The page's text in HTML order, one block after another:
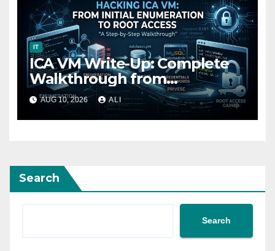
IT
ICA VM Write-Up: Complete
Walkthrough from
Enumeration to Root
AUG 10, 2026 ALI
Search
Search